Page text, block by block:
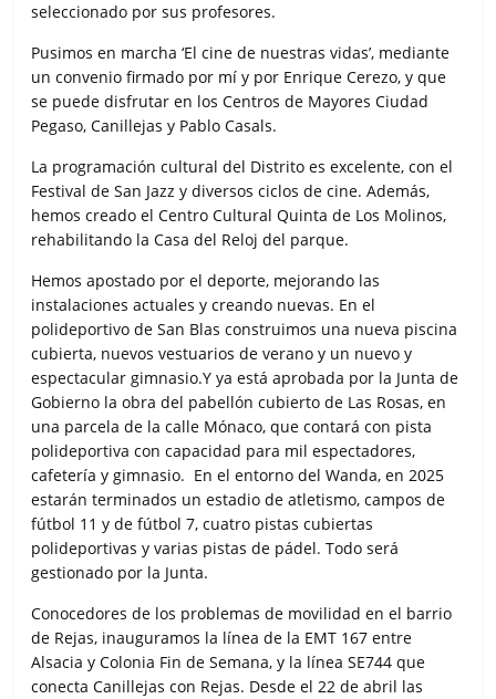
seleccionado por sus profesores.
Pusimos en marcha ‘El cine de nuestras vidas’, mediante
un convenio firmado por mí y por Enrique Cerezo, y que
se puede disfrutar en los Centros de Mayores Ciudad
Pegaso, Canillejas y Pablo Casals.
La programación cultural del Distrito es excelente, con el
Festival de San Jazz y diversos ciclos de cine. Además,
hemos creado el Centro Cultural Quinta de Los Molinos,
rehabilitando la Casa del Reloj del parque.
Hemos apostado por el deporte, mejorando las
instalaciones actuales y creando nuevas. En el
polideportivo de San Blas construimos una nueva piscina
cubierta, nuevos vestuarios de verano y un nuevo y
espectacular gimnasio.Y ya está aprobada por la Junta de
Gobierno la obra del pabellón cubierto de Las Rosas, en
una parcela de la calle Mónaco, que contará con pista
polideportiva con capacidad para mil espectadores,
cafetería y gimnasio. En el entorno del Wanda, en 2025
estarán terminados un estadio de atletismo, campos de
fútbol 11 y de fútbol 7, cuatro pistas cubiertas
polideportivas y varias pistas de pádel. Todo será
gestionado por la Junta.
Conocedores de los problemas de movilidad en el barrio
de Rejas, inauguramos la línea de la EMT 167 entre
Alsacia y Colonia Fin de Semana, y la línea SE744 que
conecta Canillejas con Rejas. Desde el 22 de abril las